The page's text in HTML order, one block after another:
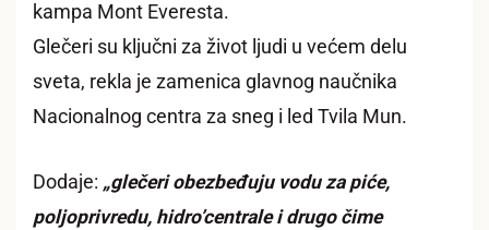
kampa Mont Everesta.
Glečeri su ključni za život ljudi u većem delu
sveta, rekla je zamenica glavnog naučnika
Nacionalnog centra za sneg i led Tvila Mun.
Dodaje: „glečeri obezbeđuju vodu za piće,
poljoprivredu, hidro’centrale i drugo čime